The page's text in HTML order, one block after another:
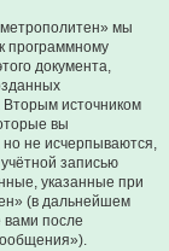
мы
программному
документа,
источником
вы
не исчерпываются,
записью
указанные при
(в дальнейшем
после